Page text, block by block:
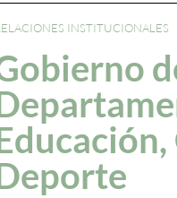
INSTITUCIONALES